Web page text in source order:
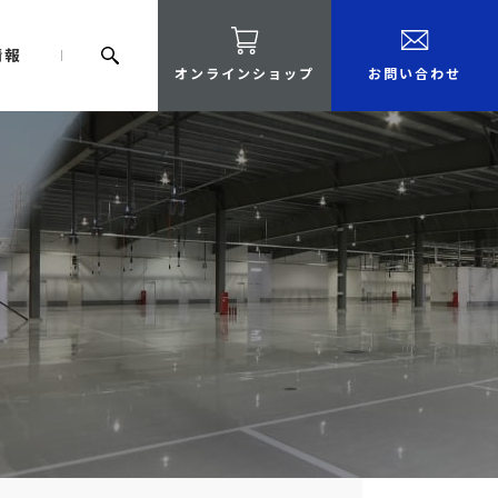
オンラインショップ お問い合わせ